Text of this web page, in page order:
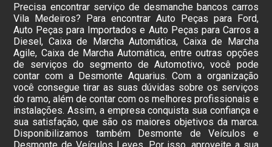
Precisa encontrar serviço de desmanche bancos carros
Vila Medeiros? Para encontrar Auto Peças para Ford,
Auto Peças para Importados e Auto Peças para Carros a
Diesel, Caixa de Marcha Automática, Caixa de Marcha
Agile, Caixa de Marcha Automática, entre outras opções
de serviços do segmento de Automotivo, você pode
contar com a Desmonte Aquarius. Com a organização
você consegue tirar as suas dúvidas sobre os serviços
do ramo, além de contar com os melhores profissionais e
instalações. Assim, a empresa conquista sua confiança e
sua satisfação, que são os maiores objetivos da marca.
Disponibilizamos também Desmonte de Veículos e